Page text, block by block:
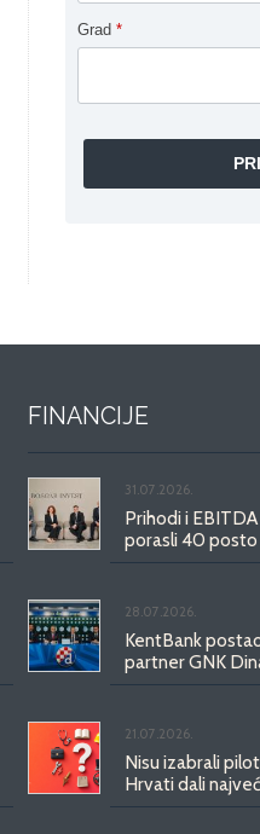
Grad *
FINANCIJE
31.07.2026.
Prihodi i
porasli 40 posto
28.07.2026.
KentBank
partner GNK
21.07.2026.
Nisu izabrali
Hrvati dali